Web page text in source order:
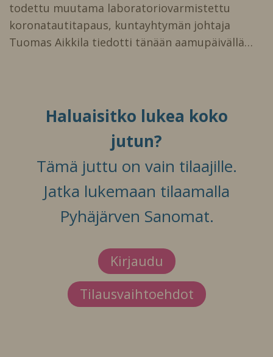
todettu muutama laboratoriovarmistettu
koronatautitapaus, kuntayhtymän johtaja
Tuomas Aikkila tiedotti tänään aamupäivällä…
Haluaisitko lukea koko
jutun?
Tämä juttu on vain tilaajille.
Jatka lukemaan tilaamalla
Pyhäjärven Sanomat.
Kirjaudu
Tilausvaihtoehdot